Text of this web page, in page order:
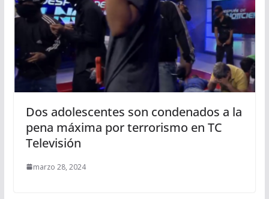
Dos adolescentes son condenados a la
pena máxima por terrorismo en TC
Televisión
marzo 28, 2024